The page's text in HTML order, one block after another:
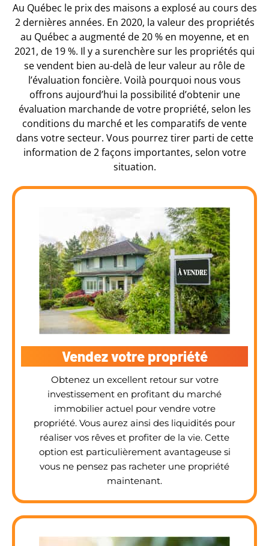
Au Québec le prix des maisons a explosé au cours des
2 dernières années. En 2020, la valeur des propriétés
au Québec a augmenté de 20 % en moyenne, et en
2021, de 19 %. Il y a surenchère sur les propriétés qui
se vendent bien au-delà de leur valeur au rôle de
l’évaluation foncière. Voilà pourquoi nous vous
offrons aujourd’hui la possibilité d’obtenir une
évaluation marchande de votre propriété, selon les
conditions du marché et les comparatifs de vente
dans votre secteur. Vous pourrez tirer parti de cette
information de 2 façons importantes, selon votre
situation.
Vendez votre propriété
Obtenez un excellent retour sur votre
investissement en profitant du marché
immobilier actuel pour vendre votre
propriété. Vous aurez ainsi des liquidités pour
réaliser vos rêves et profiter de la vie. Cette
option est particulièrement avantageuse si
vous ne pensez pas racheter une propriété
maintenant.